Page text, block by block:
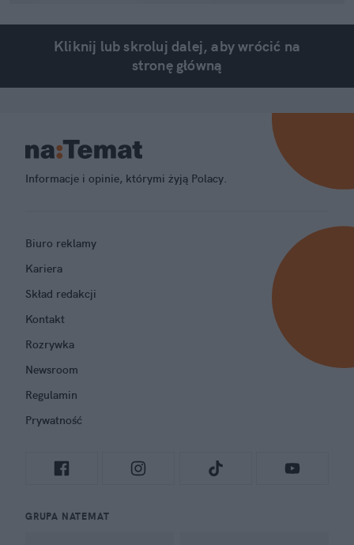
Kliknij lub skroluj dalej, aby wrócić na
stronę główną
Informacje i opinie, którymi żyją Polacy.
Biuro reklamy
Kariera
Skład redakcji
Kontakt
Rozrywka
Newsroom
Regulamin
Prywatność
GRUPA NATEMAT